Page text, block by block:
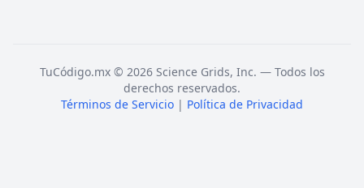
TuCódigo.mx © 2026 Science Grids, Inc. — Todos los
derechos reservados.
Términos de Servicio | Política de Privacidad